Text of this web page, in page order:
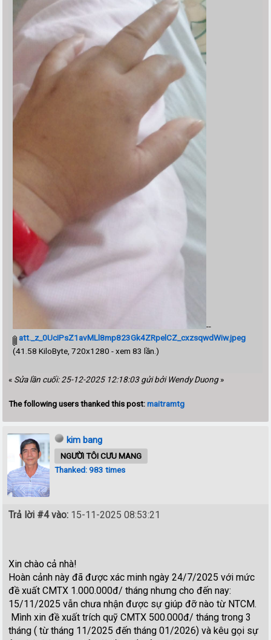
--
att._z_0UcIPsZ1avMLl8mp823Gk4ZRpelCZ_cxzsqwdWiw.jpeg
(41.58 KiloByte, 720x1280 - xem 83 lần.)
« Sửa lần cuối: 25-12-2025 12:18:03 gửi bởi Wendy Duong»
The following users thanked this post:maitramtg
kim bang
NGƯỜI TÔI CƯU MANG
Thanked: 983 times
Trả lời #4 vào: 15-11-2025 08:53:21
Xin chào cả nhà!
Hoàn cảnh này đã được xác minh ngày 24/7/2025 với mức
đề xuất CMTX 1.000.000đ/ tháng nhưng cho đến nay:
15/11/2025 vẫn chưa nhận được sự giúp đỡ nào từ NTCM.
Mình xin đề xuất trích quỹ CMTX 500.000đ/ tháng trong 3
tháng ( từ tháng 11/2025 đến tháng 01/2026) và kêu gọi sự